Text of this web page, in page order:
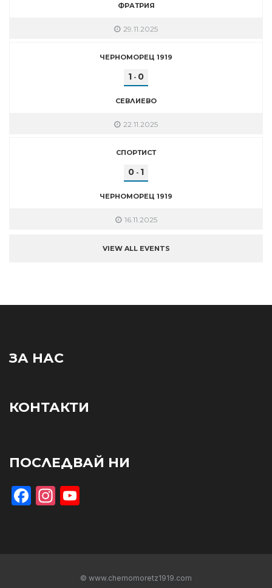
ФРАТРИЯ
29.11.2025
ЧЕРНОМОРЕЦ 1919
1 - 0
СЕВЛИЕВО
22.11.2025
СПОРТИСТ
0 - 1
ЧЕРНОМОРЕЦ 1919
16.11.2025
VIEW ALL EVENTS
ЗА НАС
КОНТАКТИ
ПОСЛЕДВАЙ НИ
Facebook
Instagram
© www.chernomoretz1919.com